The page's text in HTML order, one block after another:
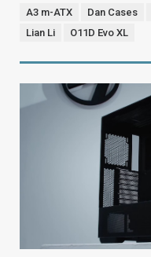
A3 m-ATX Dan Cases
Lian Li
O11D Evo XL